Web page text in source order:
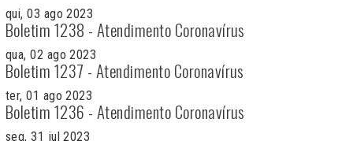
qui, 03 ago 2023
Boletim 1238 - Atendimento Coronavírus
qua, 02 ago 2023
Boletim 1237 - Atendimento Coronavírus
ter, 01 ago 2023
Boletim 1236 - Atendimento Coronavírus
seg, 31 jul 2023